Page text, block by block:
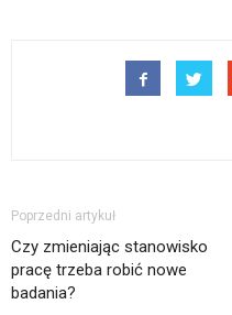
Poprzedni artykuł
Czy zmieniając stanowisko
pracę trzeba robić nowe
badania?